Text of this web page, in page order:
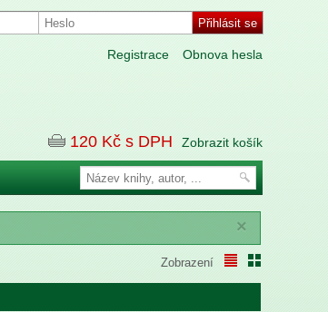
Obnova hesla
Registrace
120 Kč s DPH Zobrazit košík
×
Zobrazení